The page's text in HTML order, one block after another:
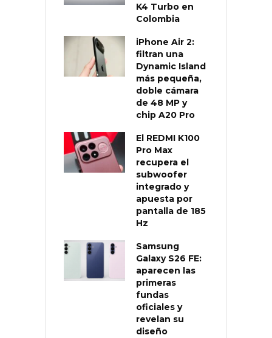
K4 Turbo en
Colombia
iPhone Air 2:
filtran una
Dynamic Island
más pequeña,
doble cámara
de 48 MP y
chip A20 Pro
El REDMI K100
Pro Max
recupera el
subwoofer
integrado y
apuesta por
pantalla de 185
Hz
Samsung
Galaxy S26 FE:
aparecen las
primeras
fundas
oficiales y
revelan su
diseño